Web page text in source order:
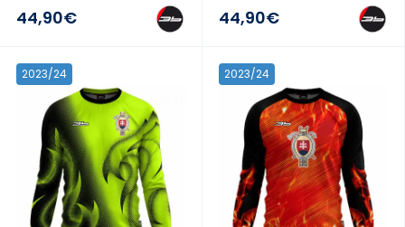
44,90€ 44,90€
2023/24 2023/24